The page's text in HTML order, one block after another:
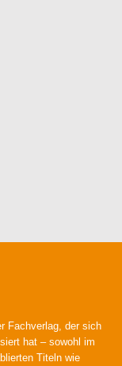
Fachverlag, der sich
hat – sowohl im
Titeln wie